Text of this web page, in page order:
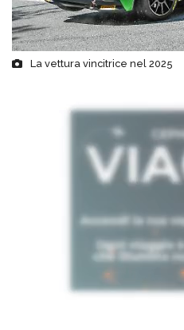
La vettura vincitrice nel 2025